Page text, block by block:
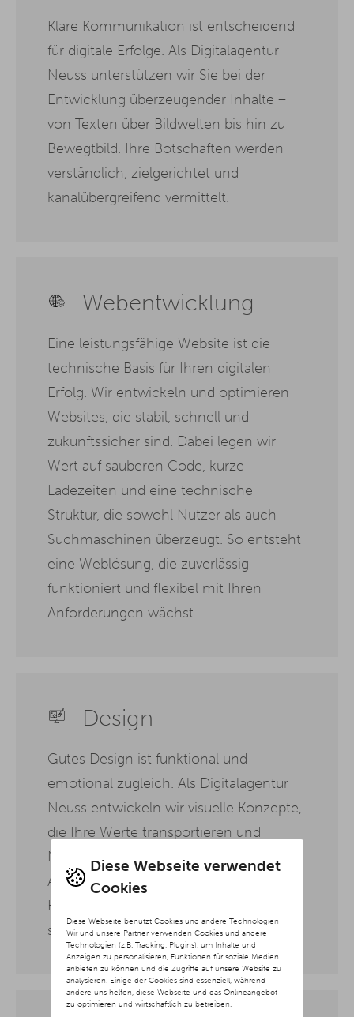
Diese Webseite verwendet
Cookies
Diese Webseite benutzt Cookies und andere Technologien
Wir und unsere Partner verwenden Cookies und andere
Technologien (z.B. Tracking, Plugins), um Inhalte und
Anzeigen zu personalisieren, Funktionen für soziale Medien
anbieten zu können und die Zugriffe auf unsere Website zu
analysieren. Einige der Cookies sind essenziell, während
andere uns helfen, diese Webseite und das Onlineangebot
zu optimieren und wirtschaftlich zu betreiben.
Klare Kommunikation ist entscheidend
für digitale Erfolge. Als Digitalagentur
Neuss unterstützen wir Sie bei der
Entwicklung überzeugender Inhalte –
von Texten über Bildwelten bis hin zu
Bewegtbild. Ihre Botschaften werden
verständlich, zielgerichtet und
kanalübergreifend vermittelt.
Webentwicklung
Eine leistungsfähige Website ist die
technische Basis für Ihren digitalen
Erfolg. Wir entwickeln und optimieren
Websites, die stabil, schnell und
zukunftssicher sind. Dabei legen wir
Wert auf sauberen Code, kurze
Ladezeiten und eine technische
Struktur, die sowohl Nutzer als auch
Suchmaschinen überzeugt. So entsteht
eine Weblösung, die zuverlässig
funktioniert und flexibel mit Ihren
Anforderungen wächst.
Design
Gutes Design ist funktional und
emotional zugleich. Als Digitalagentur
Neuss entwickeln wir visuelle Konzepte,
die Ihre Werte transportieren und
Nutzer intuitiv durch Ihre digitalen
Angebote führen. Dabei achten wir auf
Klarheit, Wiedererkennbarkeit und eine
stimmige Gesamtwirkung.